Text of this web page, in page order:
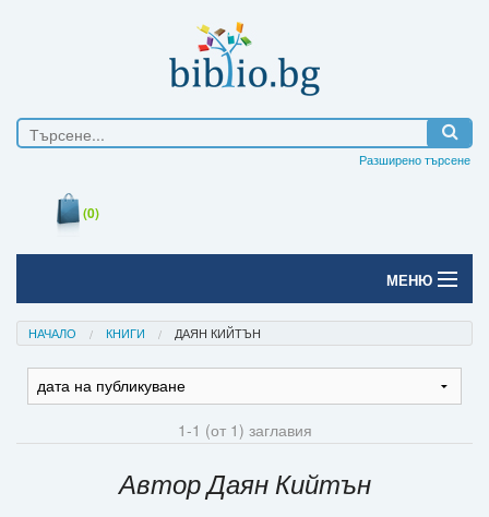
Разширено търсене
(0)
МЕНЮ
Начало
Печатни книги
НАЧАЛО КНИГИ ДАЯН КИЙТЪН
1-1 (от 1) заглавия
Автор Даян Кийтън